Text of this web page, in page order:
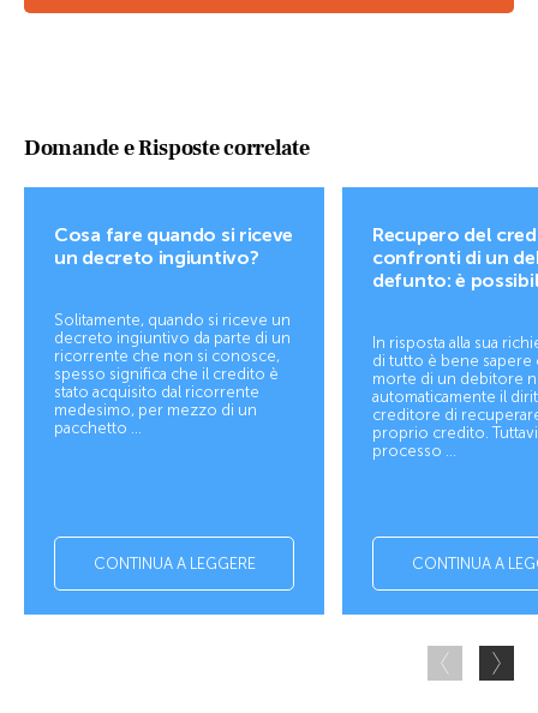
Domande e Risposte correlate
Cosa fare quando si riceve
un decreto ingiuntivo?
Solitamente, quando si riceve un
decreto ingiuntivo da parte di un
ricorrente che non si conosce,
spesso significa che il credito è
stato acquisito dal ricorrente
medesimo, per mezzo di un
pacchetto ...
CONTINUA A LEGGERE
Recupero del
confronti di un
defunto: è
In risposta alla sua
di tutto è bene sapere
morte di un debitore
automaticamente il
creditore di
proprio credito.
processo ...
CONTINUA A